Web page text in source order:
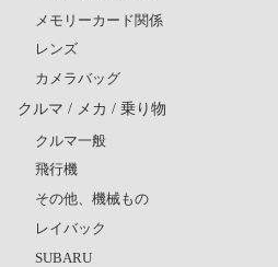
メモリーカード関係
レンズ
カメラバッグ
クルマ / メカ / 乗り物
クルマ一般
飛行機
その他、機械もの
レイバック
SUBARU